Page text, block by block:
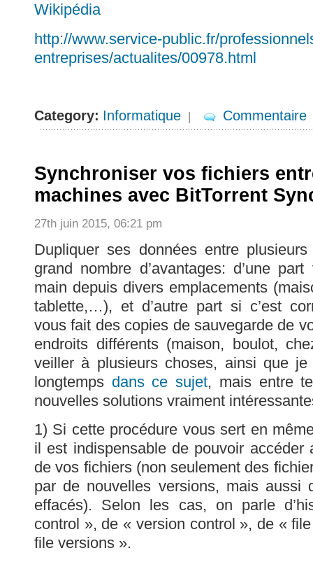
Wikipédia
http://www.service-public.fr/
entreprises/actualites/00978.html
Category: Informatique | Commentaire
Synchroniser vos fichiers
machines avec BitTorrent
27th juin 2015, 06:21 pm
Dupliquer ses données entre
grand nombre d’avantages: d’une
main depuis divers emplacements
tablette,…), et d’autre part si c’est
vous fait des copies de sauvegarde de
endroits différents (maison, boulot,
veiller à plusieurs choses, ainsi que
longtemps dans ce sujet, mais entre
nouvelles solutions vraiment
1) Si cette procédure vous sert en
il est indispensable de pouvoir accéder
de vos fichiers (non seulement des
par de nouvelles versions, mais aussi
effacés). Selon les cas, on parle
control », de « version control », de «
file versions ».